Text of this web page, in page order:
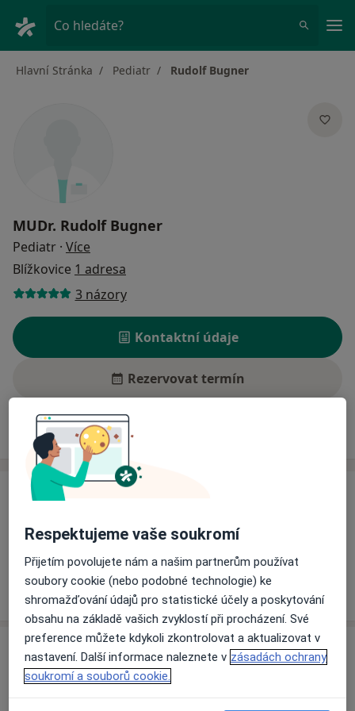
Co hledáte?
Hlavní Stránka Pediatr Rudolf Bugner
MUDr. Rudolf Bugner
Pediatr · Více
Blížkovice 1 adresa
3 názory
Kontaktní údaje
Rezervovat termín
Ceník Adresy
Ceník
Informace o službách a cenách nejsou k dispozici
Tento specialista ještě nepřidával žádné informace o
svých službách.
Adresa
Praktický lékař pro děti a dorost
Respektujeme vaše soukromí
Přijetím povolujete nám a našim partnerům používat
soubory cookie (nebo podobné technologie) ke
shromažďování údajů pro statistické účely a poskytování
obsahu na základě vašich zvyklostí při procházení. Své
preference můžete kdykoli zkontrolovat a aktualizovat v
nastavení. Další informace naleznete v zásadách ochrany
soukromí a souborů cookie.